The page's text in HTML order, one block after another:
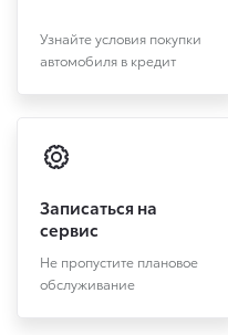
Узнайте условия покупки
автомобиля в кредит
Записаться на
сервис
Не пропустите плановое
обслуживание